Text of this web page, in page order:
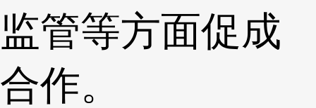
监管等方面促成
合作。